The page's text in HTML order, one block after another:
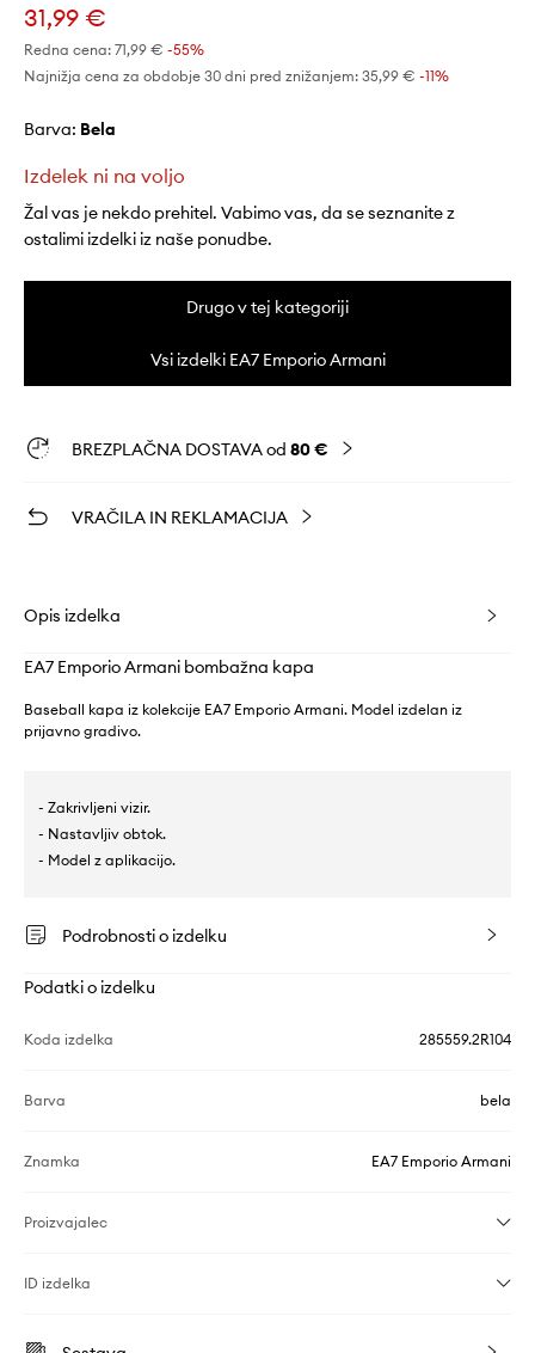
31,99 €
Redna cena: 71,99 € -55%
Najnižja cena za obdobje 30 dni pred znižanjem: 35,99 € -11%
Barva: bela
Izdelek ni na voljo
Žal vas je nekdo prehitel. Vabimo vas, da se seznanite z
ostalimi izdelki iz naše ponudbe.
Drugo v tej kategoriji
Vsi izdelki EA7 Emporio Armani
BREZPLAČNA DOSTAVA od 80 €
VRAČILA IN REKLAMACIJA
Opis izdelka
EA7 Emporio Armani bombažna kapa
Baseball kapa iz kolekcije EA7 Emporio Armani. Model izdelan iz
prijavno gradivo.
- Zakrivljeni vizir.
- Nastavljiv obtok.
- Model z aplikacijo.
Podrobnosti o izdelku
Podatki o izdelku
Koda izdelka 285559.2R104
Barva bela
Znamka EA7 Emporio Armani
Proizvajalec
ID izdelka